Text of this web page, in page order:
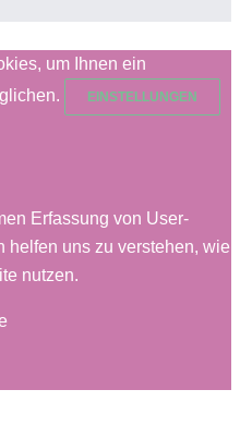
um Ihnen ein
EINSTELLUNGEN
Erfassung von User-
helfen uns zu verstehen, wie
nutzen.